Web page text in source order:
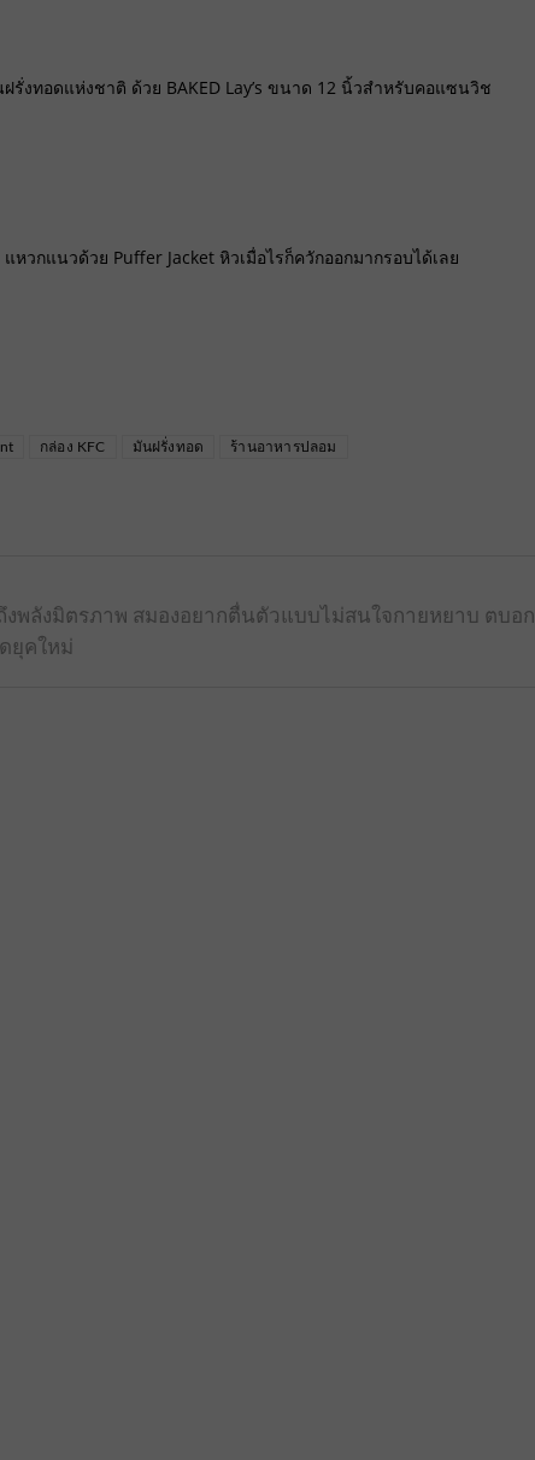
รั่งทอดแห่งชาติ ด้วย BAKED Lay’s ขนาด 12 นิ้วสำหรับคอแซนวิช
แหวกแนวด้วย Puffer Jacket หิวเมื่อไรก็ควักออกมากรอบได้เลย
กล่อง KFC มันฝรั่งทอด ร้านอาหารปลอม
พลังมิตรภาพ สมองอยากตื่นตัวแบบไม่สนใจกายหยาบ ตบอก
ยุคใหม่